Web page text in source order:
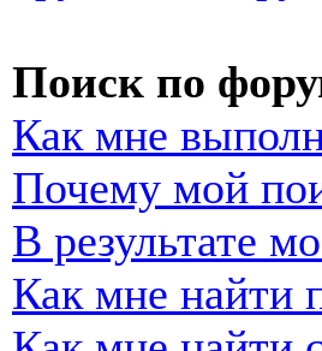
Поиск по
Как мне
Почему мой
В результате
Как мне найти